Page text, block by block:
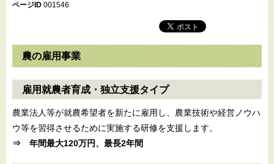
ページID 001546
農の雇用事業
雇用就農者育成・独立支援タイプ
農業法人等が就農希望者を新たに雇用し、農業技術や経営ノウハ
ウ等を習得させるために実施する研修を支援します。
⇒ 年間最大120万円、最長2年間